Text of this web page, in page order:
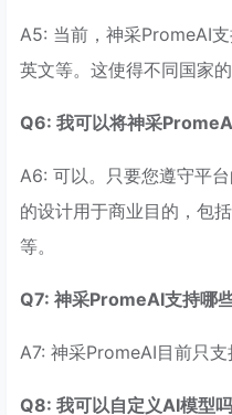
A5: 当前，神采PromeAI支
英文等。这使得不同国家
Q6: 我可以将神采
A6: 可以。只要您遵守平
的设计用于商业目的，包
等。
Q7: 神采PromeAI支持哪
A7: 神采PromeAI目前只支
Q8: 我可以自定义AI模型